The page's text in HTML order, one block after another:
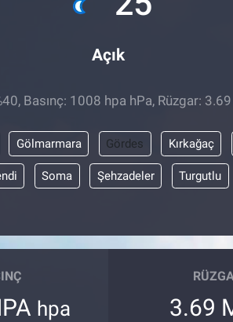
Açık
Basınç: 1008 hpa hPa, Rüzgar:
Gölmarmara Gördes Kırkağaç
Soma Şehzadeler Turgutlu
hpa 3.69